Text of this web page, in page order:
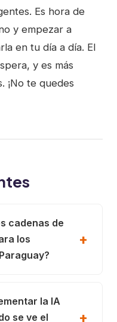
Es hora de
y empezar a
en tu día a día. El
y es más
¡No te quedes
cadenas de
los
la IA
se ve el